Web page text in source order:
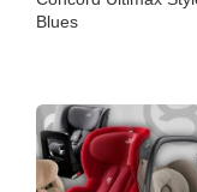
Blues